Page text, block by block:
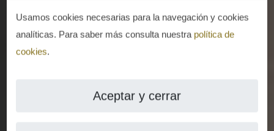
Usamos cookies necesarias para la navegación y cookies
analíticas. Para saber más consulta nuestra política de
cookies.
Aceptar y cerrar